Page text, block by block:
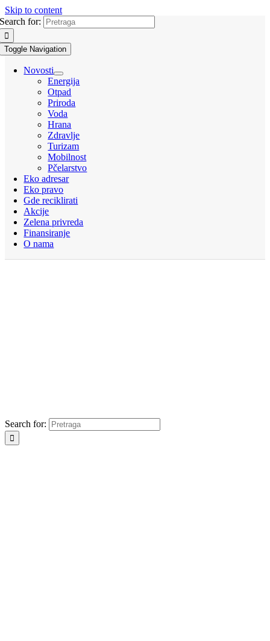
Skip to content
Search for:
Toggle Navigation
Novosti
Energija
Otpad
Priroda
Voda
Hrana
Zdravlje
Turizam
Mobilnost
Pčelarstvo
Eko adresar
Eko pravo
Gde reciklirati
Akcije
Zelena privreda
Finansiranje
O nama
Search for: